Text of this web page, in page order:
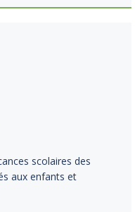
scolaires des
aux enfants et